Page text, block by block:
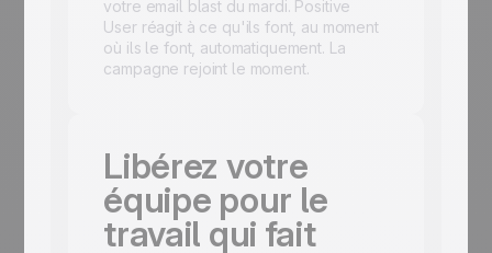
votre email blast du mardi. Positive
User réagit à ce qu'ils font, au moment
où ils le font, automatiquement. La
campagne rejoint le moment.
Libérez votre
équipe pour le
travail qui fait